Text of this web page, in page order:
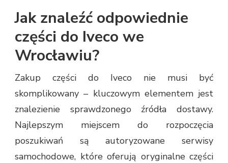
Jak znaleźć odpowiednie
części do Iveco we
Wrocławiu?
Zakup części do Iveco nie musi być
skomplikowany – kluczowym elementem jest
znalezienie sprawdzonego źródła dostawy.
Najlepszym miejscem do rozpoczęcia
poszukiwań są autoryzowane serwisy
samochodowe, które oferują oryginalne części